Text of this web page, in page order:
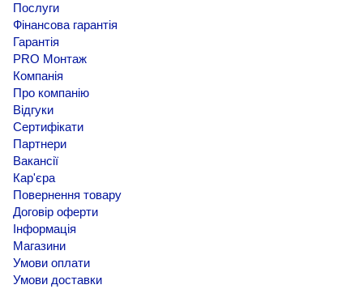
Послуги
Фінансова гарантія
Гарантія
PRO Монтаж
Компанія
Про компанію
Відгуки
Сертифікати
Партнери
Вакансії
Кар'єра
Повернення товару
Договір оферти
Інформація
Магазини
Умови оплати
Умови доставки